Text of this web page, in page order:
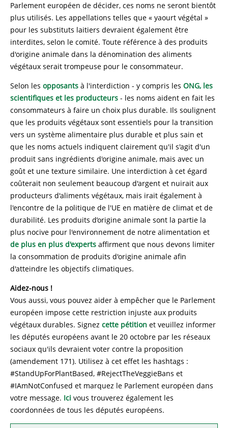
Parlement européen de décider, ces noms ne seront bientôt
plus utilisés. Les appellations telles que « yaourt végétal »
pour les substituts laitiers devraient également être
interdites, selon le comité. Toute référence à des produits
d'origine animale dans la dénomination des aliments
végétaux serait trompeuse pour le consommateur.
Selon les opposants à l'interdiction - y compris les ONG, les
scientifiques et les producteurs - les noms aident en fait les
consommateurs à faire un choix plus durable. Ils soulignent
que les produits végétaux sont essentiels pour la transition
vers un système alimentaire plus durable et plus sain et
que les noms actuels indiquent clairement qu'il s'agit d'un
produit sans ingrédients d'origine animale, mais avec un
goût et une texture similaire. Une interdiction à cet égard
coûterait non seulement beaucoup d'argent et nuirait aux
producteurs d'aliments végétaux, mais irait également à
l'encontre de la politique de l'UE en matière de climat et de
durabilité. Les produits d’origine animale sont la partie la
plus nocive pour l'environnement de notre alimentation et
de plus en plus d'experts affirment que nous devons limiter
la consommation de produits d'origine animale afin
d'atteindre les objectifs climatiques.
Aidez-nous !
Vous aussi, vous pouvez aider à empêcher que le Parlement
européen impose cette restriction injuste aux produits
végétaux durables. Signez cette pétition et veuillez informer
les députés européens avant le 20 octobre par les réseaux
sociaux qu'ils devraient voter contre la proposition
(amendement 171). Utilisez à cet effet les hashtags :
#StandUpForPlantBased, #RejectTheVeggieBans et
#IAmNotConfused et marquez le Parlement européen dans
votre message. Ici vous trouverez également les
coordonnées de tous les députés européens.